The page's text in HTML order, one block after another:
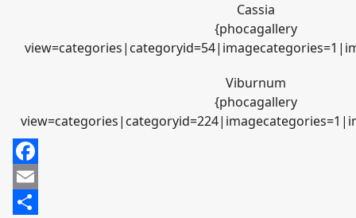
Cassia
{phocagallery
Viburnum
{phocagallery
Facebook
Email